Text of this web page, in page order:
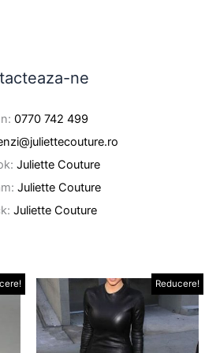
ne
0770 742 499
Juliette Couture
Juliette Couture
Juliette Couture
Acest
produs
Reducere!
Prețul
inițial
a
fost:
269,00 lei.
Prețul
curent
este:
169,00 lei.
mai